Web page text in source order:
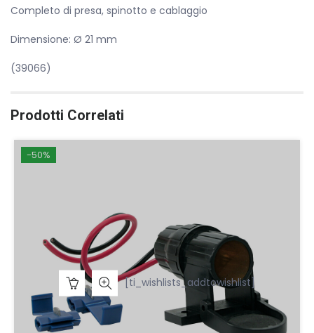
Completo di presa, spinotto e cablaggio
Dimensione: Ø 21 mm
(39066)
Prodotti Correlati
-50%
[ti_wishlists_addtowishlist]